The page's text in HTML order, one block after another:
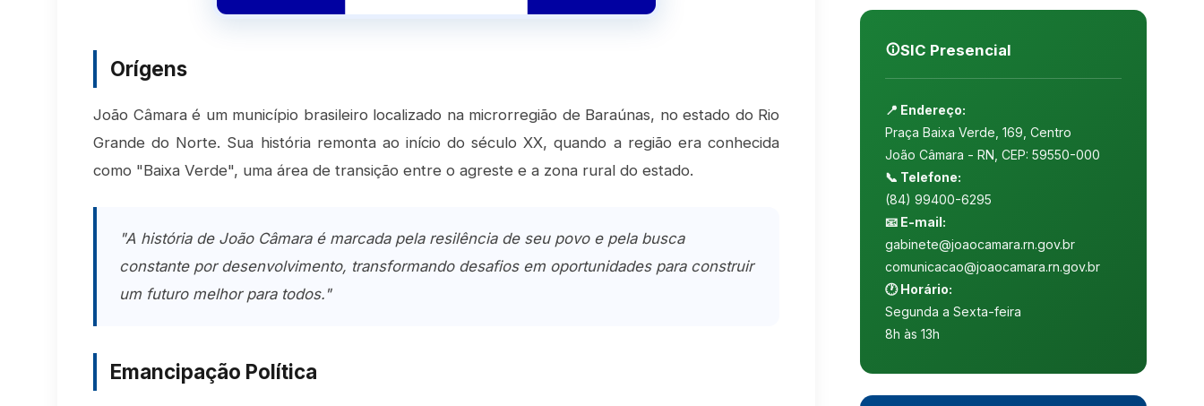
Orígens
João Câmara é um município brasileiro localizado na microrregião de Baraúnas, no estado do Rio
Grande do Norte. Sua história remonta ao início do século XX, quando a região era conhecida
como "Baixa Verde", uma área de transição entre o agreste e a zona rural do estado.
"A história de João Câmara é marcada pela resilência de seu povo e pela busca
constante por desenvolvimento, transformando desafios em oportunidades para construir
um futuro melhor para todos."
Emancipação Política
SIC Presencial
📍 Endereço:
Praça Baixa Verde, 169, Centro
João Câmara - RN, CEP: 59550-000
📞 Telefone:
(84) 99400-6295
📧 E-mail:
gabinete@joaocamara.rn.gov.br
comunicacao@joaocamara.rn.gov.br
🕐 Horário:
Segunda a Sexta-feira
8h às 13h